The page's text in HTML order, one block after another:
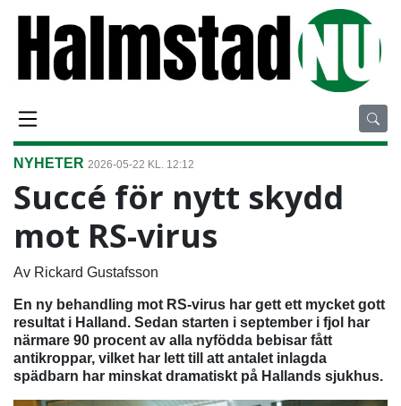
NYHETER 2026-05-22 KL. 12:12
Succé för nytt skydd
mot RS-virus
Av Rickard Gustafsson
En ny behandling mot RS-virus har gett ett mycket gott
resultat i Halland. Sedan starten i september i fjol har
närmare 90 procent av alla nyfödda bebisar fått
antikroppar, vilket har lett till att antalet inlagda
spädbarn har minskat dramatiskt på Hallands sjukhus.